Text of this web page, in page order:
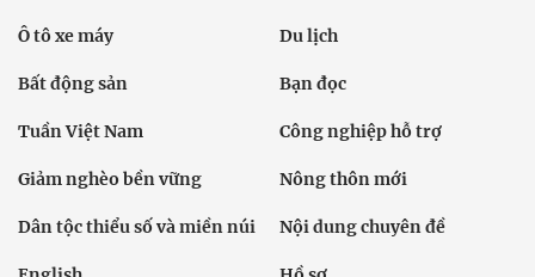
Ô tô xe máy Du lịch
Bất động sản Bạn đọc
Tuần Việt Nam Công nghiệp hỗ trợ
Giảm nghèo bền vững Nông thôn mới
Dân tộc thiểu số và miền núi Nội dung chuyên đề